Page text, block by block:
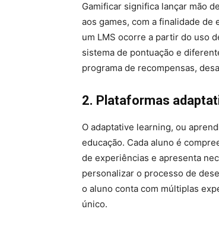
Gamificar significa lançar mão
aos games, com a finalidade
um LMS ocorre a partir do uso
sistema de pontuação e
programa de recompensas,
2. Plataformas
O adaptative learning, ou
educação. Cada aluno é
de experiências e apresenta
personalizar o processo de
o aluno conta com múltiplas
único.